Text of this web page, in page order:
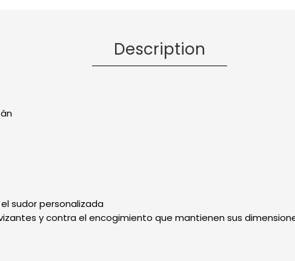
Description
sudor personalizada
y contra el encogimiento que mantienen sus